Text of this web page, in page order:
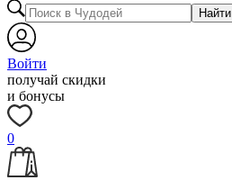
Найти
Войти
получай скидки
и бонусы
0